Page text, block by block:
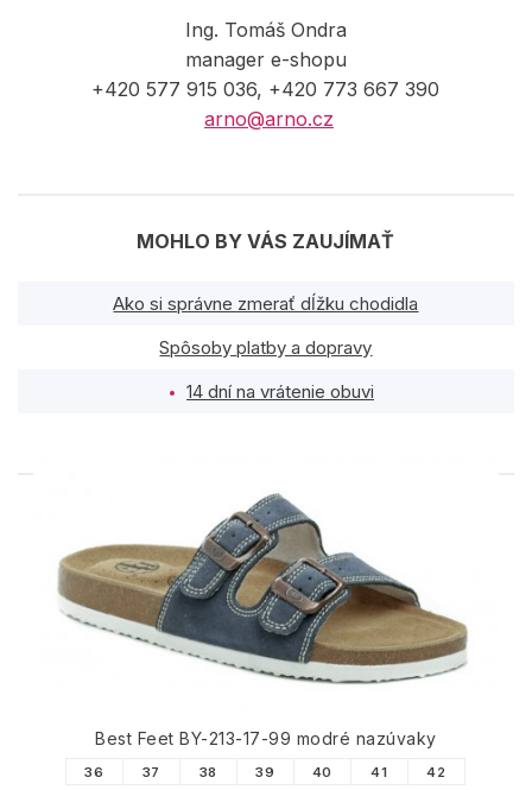
Ing. Tomáš Ondra
manager e-shopu
+420 577 915 036, +420 773 667 390
arno@arno.cz
MOHLO BY VÁS ZAUJÍMAŤ
Ako si správne zmerať dĺžku chodidla
Spôsoby platby a dopravy
14 dní na vrátenie obuvi
PODOBNÉ PRODUKTY
Best Feet BY-213-17-99 modré nazúvaky
36 37 38 39 40 41 42